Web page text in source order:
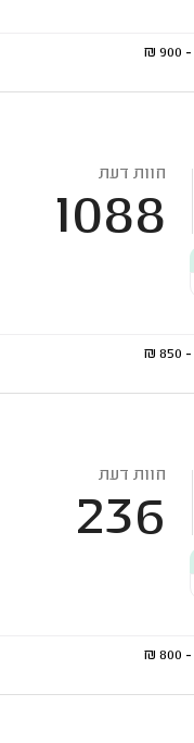
₪
חוות דעת
1088
₪
חוות דעת
236
₪